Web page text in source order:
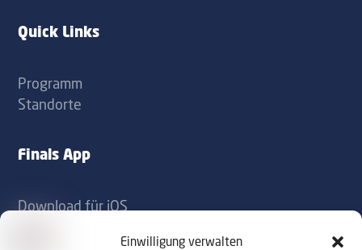
Einwilligung verwalten
Quick Links
Programm
Standorte
Finals App
Download für iOS